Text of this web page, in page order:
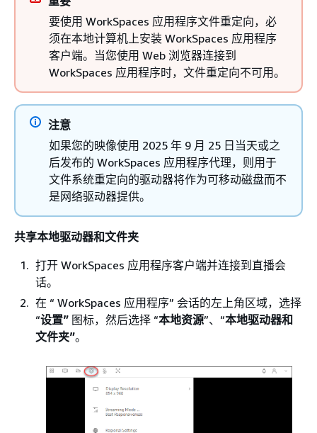
要使用 WorkSpaces 应用程序文件重定向，必
须在本地计算机上安装 WorkSpaces 应用程序
客户端。当您使用 Web 浏览器连接到
WorkSpaces 应用程序时，文件重定向不可用。
注意
如果您的映像使用 2025 年 9 月 25 日当天或之
后发布的 WorkSpaces 应用程序代理，则用于
文件系统重定向的驱动器将作为可移动磁盘而不
是网络驱动器提供。
共享本地驱动器和文件夹
打开 WorkSpaces 应用程序客户端并连接到直播会
话。
在 “ WorkSpaces 应用程序” 会话的左上角区域，选择
“设置” 图标，然后选择 “本地资源”、“本地驱动器和
文件夹”。